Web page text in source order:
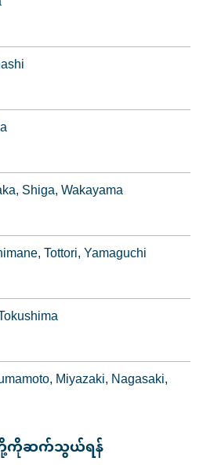
Shiga Wakayama
Tottori Yamaguchi
Miyazaki Nagasaki
ကိုဆက်သွယ်ရန်